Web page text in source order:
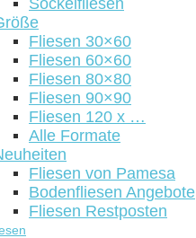
Sockelfliesen
Fliesen 30×60
Fliesen 60×60
Fliesen 80×80
Fliesen 90×90
Fliesen 120 x …
Alle Formate
Fliesen von Pamesa
Bodenfliesen Angebote
Fliesen Restposten